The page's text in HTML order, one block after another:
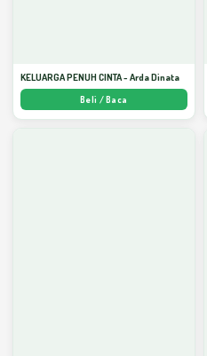
KELUARGA PENUH CINTA - Arda Dinata
Beli / Baca